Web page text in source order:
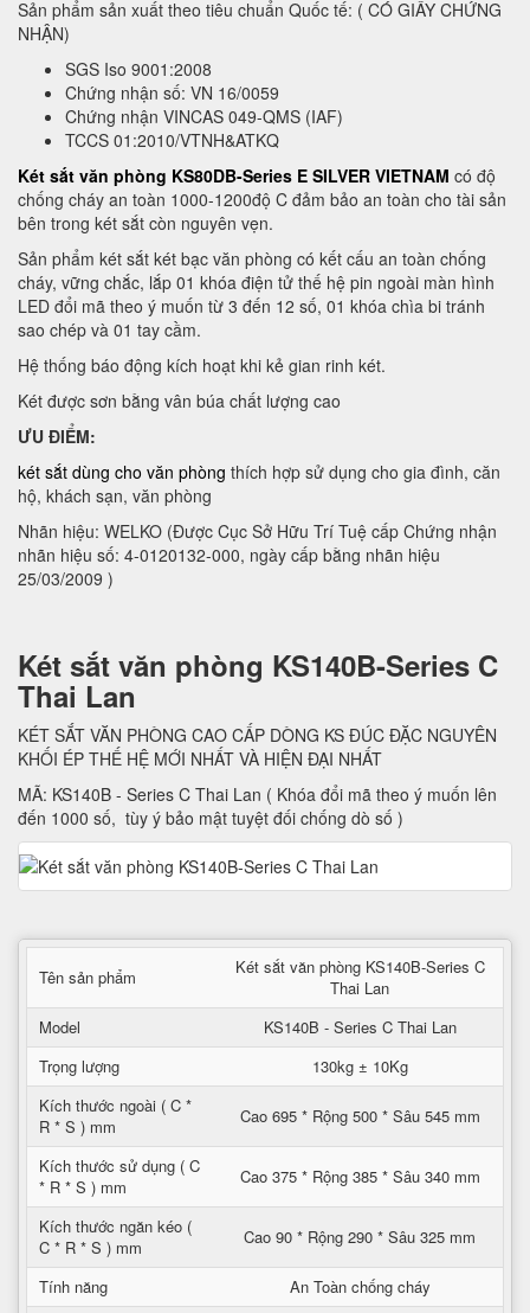
Sản phẩm sản xuất theo tiêu chuẩn Quốc tế: ( CÓ GIẤY CHỨNG
NHẬN)
SGS Iso 9001:2008
Chứng nhận số: VN 16/0059
Chứng nhận VINCAS 049-QMS (IAF)
TCCS 01:2010/VTNH&ATKQ
Két sắt văn phòng KS80DB-Series E SILVER VIETNAM có độ
chống cháy an toàn 1000-1200độ C đảm bảo an toàn cho tài sản
bên trong két sắt còn nguyên vẹn.
Sản phẩm két sắt két bạc văn phòng có kết cấu an toàn chống
cháy, vững chắc, lắp 01 khóa điện tử thế hệ pin ngoài màn hình
LED đổi mã theo ý muốn từ 3 đến 12 số, 01 khóa chìa bi tránh
sao chép và 01 tay cầm.
Hệ thống báo động kích hoạt khi kẻ gian rinh két.
Két được sơn bằng vân búa chất lượng cao
ƯU ĐIỂM:
két sắt dùng cho văn phòng thích hợp sử dụng cho gia đình, căn
hộ, khách sạn, văn phòng
Nhãn hiệu: WELKO (Được Cục Sở Hữu Trí Tuệ cấp Chứng nhận
nhãn hiệu số: 4-0120132-000, ngày cấp bằng nhãn hiệu
25/03/2009 )
Két sắt văn phòng KS140B-Series C
Thai Lan
KÉT SẮT VĂN PHÒNG CAO CẤP DÒNG KS ĐÚC ĐẶC NGUYÊN
KHỐI ÉP THẾ HỆ MỚI NHẤT VÀ HIỆN ĐẠI NHẤT
MÃ: KS140B - Series C Thai Lan ( Khóa đổi mã theo ý muốn lên
đến 1000 số, tùy ý bảo mật tuyệt đối chống dò số )
Tên sản phẩm
Két sắt văn phòng KS140B-Series C
Thai Lan
Model
KS140B - Series C Thai Lan
Trọng lượng
130kg ± 10Kg
Kích thước ngoài ( C *
R * S ) mm
Cao 695 * Rộng 500 * Sâu 545 mm
Kích thước sử dụng ( C
* R * S ) mm
Cao 375 * Rộng 385 * Sâu 340 mm
Kích thước ngăn kéo (
C * R * S ) mm
Cao 90 * Rộng 290 * Sâu 325 mm
Tính năng
An Toàn chống cháy